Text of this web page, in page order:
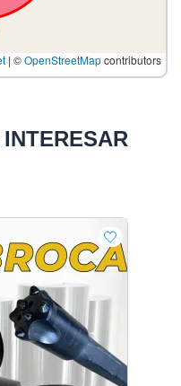
| ©OpenStreetMapcontributors